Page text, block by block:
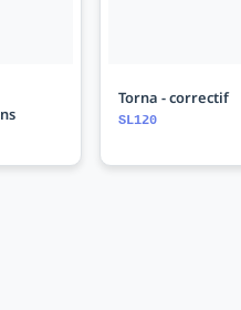
Torna - correctif
SL120